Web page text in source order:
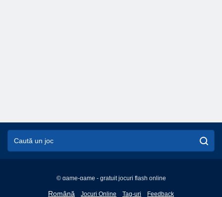
© game-game - gratuit jocuri flash online
Română
English
Jocuri Online Tag-uri Feedback